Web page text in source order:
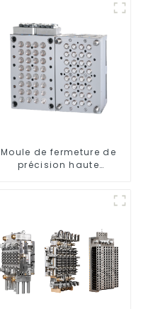
Moule de fermeture de
précision haute